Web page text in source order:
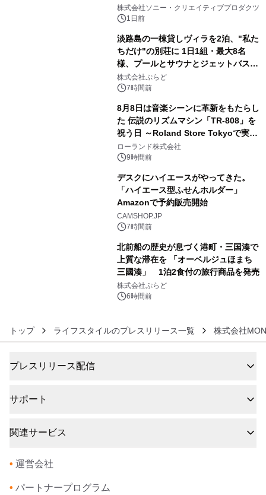
ラボレーション サウナイキタイコラ
ボグッズも発売決定！
株式会社ソニー・クリエイティブプロダクツ
1日前
淡路島の一棟貸しヴィラを2泊、"私た
ちだけ"の別荘に 1日1組・最大8名
様、プールとサウナとジェットバス付
きで Villa Mon Temps AWAJIの連泊
素泊りプラン
株式会社ぷらど
7時間前
8月8日は音楽シーンに革新をもたらし
た 伝説のリズムマシン「TR-808」を
祝う日 ～Roland Store Tokyoで実機
を展示しての 記念キャンペーンを開
催 英国ラジオ「NTS」の 特別プログ
アーティストを フィーチャーしたアニ
メーションを公開～
ローランド株式会社
9時間前
デスクにハイエースがやってきた。
「ハイエース型ふせんホルダー」
Amazonで予約販売開始
CAMSHOP.JP
7時間前
北前船の歴史が息づく港町・三国湊で
上質な滞在を 「オーベルジュほまち
三國湊」 1泊2食付の旅行商品を発売
株式会社ぷらど
6時間前
トップ ライフスタイルのプレスリリース一覧 株式会社
プレスリリース配信
サポート
関連サービス
• 運営会社
• パートナープログラム